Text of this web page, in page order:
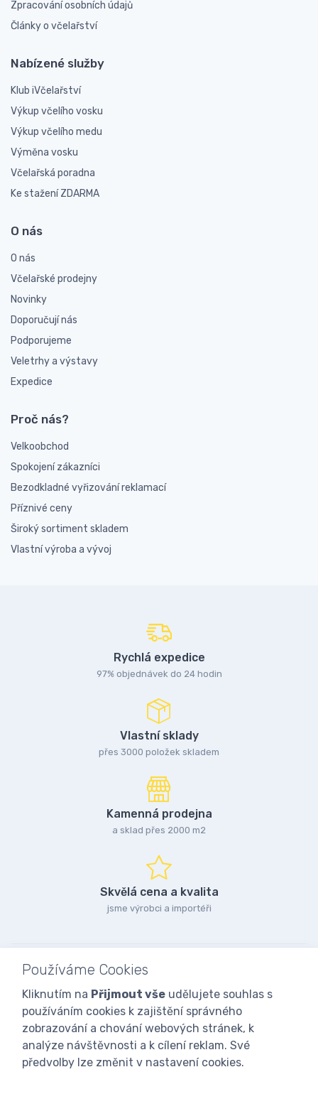
Zpracování osobních údajů
Články o včelařství
Nabízené služby
Klub iVčelařství
Výkup včelího vosku
Výkup včelího medu
Výměna vosku
Včelařská poradna
Ke stažení ZDARMA
O nás
O nás
Včelařské prodejny
Novinky
Doporučují nás
Podporujeme
Veletrhy a výstavy
Expedice
Proč nás?
Velkoobchod
Spokojení zákazníci
Bezodkladné vyřizování reklamací
Příznivé ceny
Široký sortiment skladem
Vlastní výroba a vývoj
Rychlá expedice
97% objednávek do 24 hodin
Vlastní sklady
přes 3000 položek skladem
Kamenná prodejna
a sklad přes 2000 m2
Skvělá cena a kvalita
jsme výrobci a importéři
Používáme Cookies
Kliknutím na Přijmout vše udělujete souhlas s
používáním cookies k zajištění správného
zobrazování a chování webových stránek, k
analýze návštěvnosti a k cílení reklam. Své
předvolby lze změnit v nastavení cookies.